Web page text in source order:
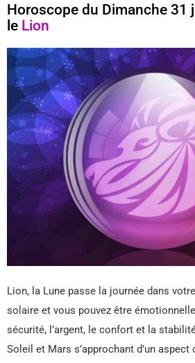
Horoscope du Dimanche 31
le Lion
Lion, la Lune passe la journée dans
solaire et vous pouvez être
sécurité, l’argent, le confort et la
Soleil et Mars s’approchant d’un